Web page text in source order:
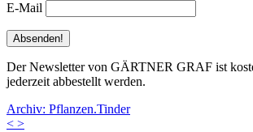
E-Mail
Der Newsletter von GÄRTNER GRAF ist
jederzeit abbestellt werden.
Archiv: Pflanzen.Tinder
< >